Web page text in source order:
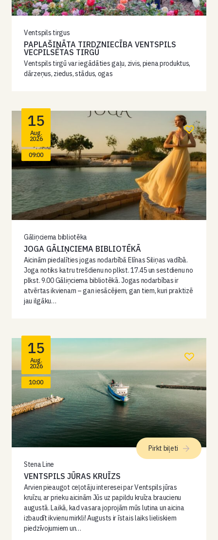
Ventspils tirgus
PAPLAŠINĀTA TIRDZNIECĪBA VENTSPILS
VECPILSĒTAS TIRGŪ
Ventspils tirgū var iegādāties gaļu, zivis, piena produktus,
dārzeņus, ziedus, stādus, ogas
15
Aug.
2026
09:00
Gāliņciema bibliotēka
JOGA GĀLIŅCIEMA BIBLIOTĒKĀ
Aicinām piedalīties jogas nodarbībā Elīnas Siliņas vadībā.
Joga notiks katru trešdienu no plkst. 17.45 un sestdienu no
plkst. 9.00 Gāliņciema bibliotēkā. Jogas nodarbības ir
atvērtas ikvienam – gan iesācējiem, gan tiem, kuri praktizē
jau ilgāku…
15
Aug.
2026
10:00
Stena Line
VENTSPILS JŪRAS KRUĪZS
Arvien pieaugot ceļotāju interesei par Ventspils jūras
kruīzu, ar prieku aicinām Jūs uz papildu kruīza braucienu
augustā. Laikā, kad vasara joprojām mūs lutina un aicina
izbaudīt ikvienu mirkli! Augusts ir īstais laiks lieliskiem
piedzīvojumiem un…
Pirkt biļeti